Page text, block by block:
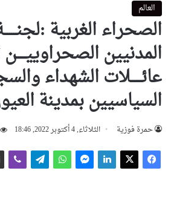
العالم
الصحراء الغربية
المدنيين
عائــــــلات الشهداء
السياسيين بمدينة
حمرة فوزية الثلاثاء, 4 أكتوبر 2022, 18:46